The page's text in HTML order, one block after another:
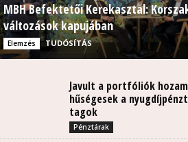
MBH Befektetői Kerekasztal:
változások kapujában
Elemzés TUDÓSÍTÁS
Javult a portfóliók
hűségesek a
tagok
Pénztárak